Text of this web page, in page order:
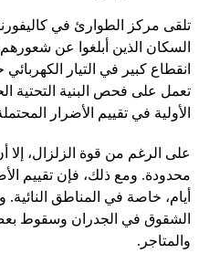
تلقى مركز الطوارئ في
السكان الذين أبلغوا عن شعورهم
انقطاع كبير في التيار
تعمل على فحص البنية التحتية
الأولية في تقييم الأضرار
على الرغم من قوة الزلزال، إلا أن
محدودة. ومع ذلك، فإن تقييم
أيام، خاصة في المناطق النائية.
الشقوق في الجدران وسقوط
والمتاجر.